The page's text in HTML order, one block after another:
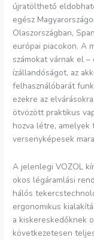
újratölthető
egész
Olaszországban,
európai piacokon. A
számokat várnak el
ízállandóságot, az
felhasználóbarát
ezekre az
ötvözött praktikus
hozva létre,
versenyképesek
A jelenlegi VOZOL
okos légáramlási
hálós
ergonomikus
a kiskereskedőknek
következetesen